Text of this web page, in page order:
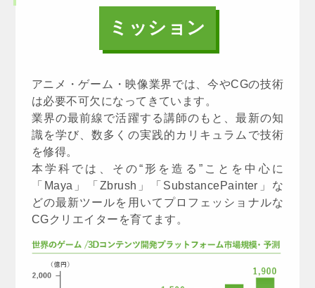
ミッション
アニメ・ゲーム・映像業界では、今やCGの技術
は必要不可欠になってきています。
業界の最前線で活躍する講師のもと、最新の知
識を学び、数多くの実践的カリキュラムで技術
を修得。
本学科では、その“形を造る”ことを中心に
「Maya」「Zbrush」「SubstancePainter」な
どの最新ツールを用いてプロフェッショナルな
CGクリエイターを育てます。